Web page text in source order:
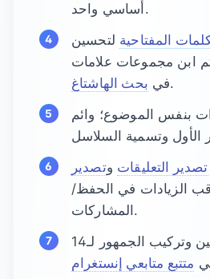
أساسي واحد.
المفتاحية لتحسين
ابن مجموعات علامات
في بحث الهاشتاغ
.
بنفس الموضوع؛ وائم
تصدير التعليقات وتصدير
الزيادات في الحفظ/
المشاركات.
تتبع تحولات المتابعين وتركيب الجمهور لـ14
متتبع متابعي إنستغرام